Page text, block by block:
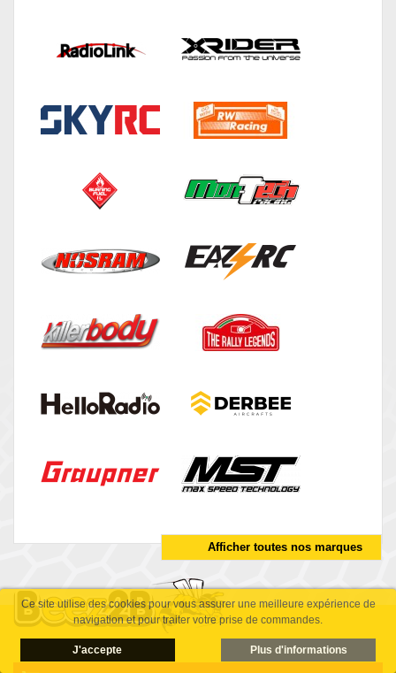
Ce site utilise des cookies pour vous assurer une meilleure expérience de
navigation et pour traiter votre prise de commandes.
J'accepte Plus d'informations
Afficher toutes nos marques